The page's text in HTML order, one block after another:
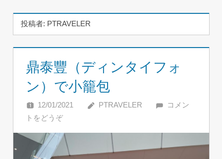
投稿者: PTRAVELER
鼎泰豐（ディンタイフォ
ン）で小籠包
12/01/2021 PTRAVELER
コメン
トをどうぞ